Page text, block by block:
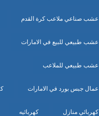
عشب صناعي ملاعب كرة القدم
عشب طبيعي للبيع في الامارات
عشب طبيعي للملاعب
عمال جبس بورد في الامارات
كهربائي منازل كهربائيه